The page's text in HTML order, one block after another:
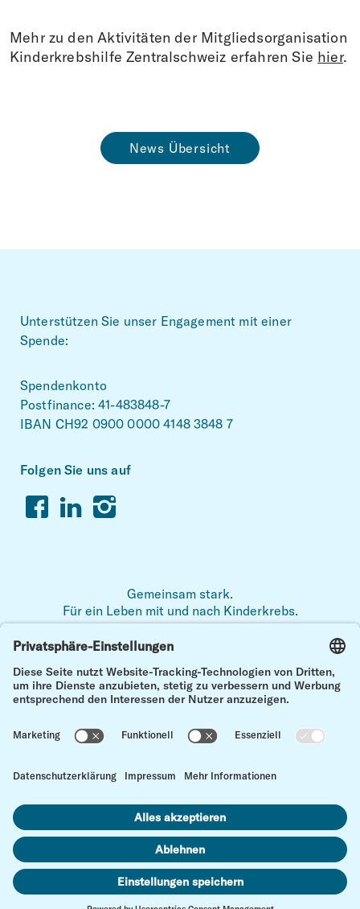
Mehr zu den Aktivitäten der Mitgliedsorganisation
Kinderkrebshilfe Zentralschweiz erfahren Sie hier.
News Übersicht
Unterstützen Sie unser Engagement mit einer
Spende:
Spendenkonto
Postfinance: 41-483848-7
IBAN CH92 0900 0000 4148 3848 7
Folgen Sie uns auf
FacebookLinkedinInstagram
Gemeinsam stark.
Für ein Leben mit und nach Kinderkrebs.
ImpressumDatenschutzKontaktCookie Einstellungen
© Kinderkrebs Schweiz